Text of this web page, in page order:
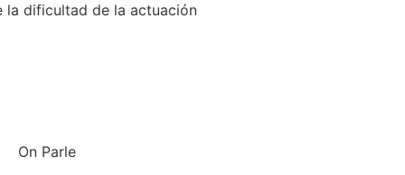
la dificultad de la actuación
On Parle